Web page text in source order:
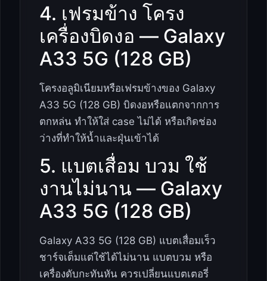
4. เฟรมข้าง โครง
เครื่องบิดงอ — Galaxy
A33 5G (128 GB)
โครงอลูมิเนียมหรือเฟรมข้างของ Galaxy
A33 5G (128 GB) บิดงอหรือแตกจากการ
ตกหล่น ทำให้ใส่ case ไม่ได้ หรือเกิดช่อง
ว่างที่ทำให้น้ำและฝุ่นเข้าได้
5. แบตเสื่อม บวม ใช้
งานไม่นาน — Galaxy
A33 5G (128 GB)
Galaxy A33 5G (128 GB) แบตเสื่อมเร็ว
ชาร์จเต็มแต่ใช้ได้ไม่นาน แบตบวม หรือ
เครื่องดับกะทันหัน ควรเปลี่ยนแบตเตอรี่